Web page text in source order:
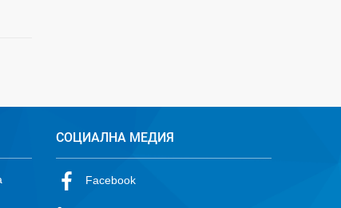
СОЦИАЛНА МЕДИЯ
Facebook